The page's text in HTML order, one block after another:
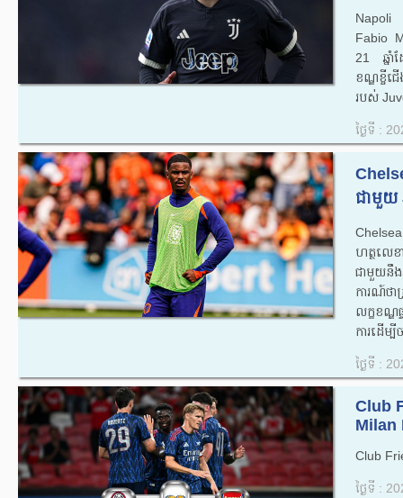
Napoli
Fabio
21 ឆ្នាំ
ខណ្ឌខ្ចីជ
របស់
ថ្ងៃទី :
ជាមួយ
ហត្ថលេ
ជាមួយនឹង
ការណ៍ថ
លក្ខខណ្ឌផ្
ការដើម្
ថ្ងៃទី :
Club
Milan
Club
ថ្ងៃទី :